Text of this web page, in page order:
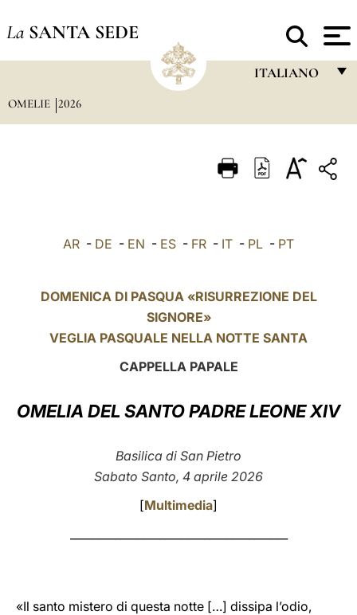
La SANTA SEDE
ITALIANO
ITALIANO
POLSKI
OMELIE 2026
AR - DE - EN - ES - FR - IT - PL - PT
DOMENICA DI PASQUA «RISURREZIONE DEL
SIGNORE»
VEGLIA PASQUALE NELLA NOTTE SANTA
CAPPELLA PAPALE
OMELIA DEL SANTO PADRE LEONE XIV
Basilica di San Pietro
Sabato Santo, 4 aprile 2026
[Multimedia]
«Il santo mistero di questa notte […] dissipa l’odio,